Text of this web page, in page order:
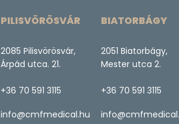
PILISVÖRÖSVÁR
2085 Pilisvörösvár,
Árpád utca. 21.
+36 70 591 3115
info@cmfmedical.hu
BIATORBÁGY
2051 Biatorbágy,
Mester utca 2.
+36 70 591 3115